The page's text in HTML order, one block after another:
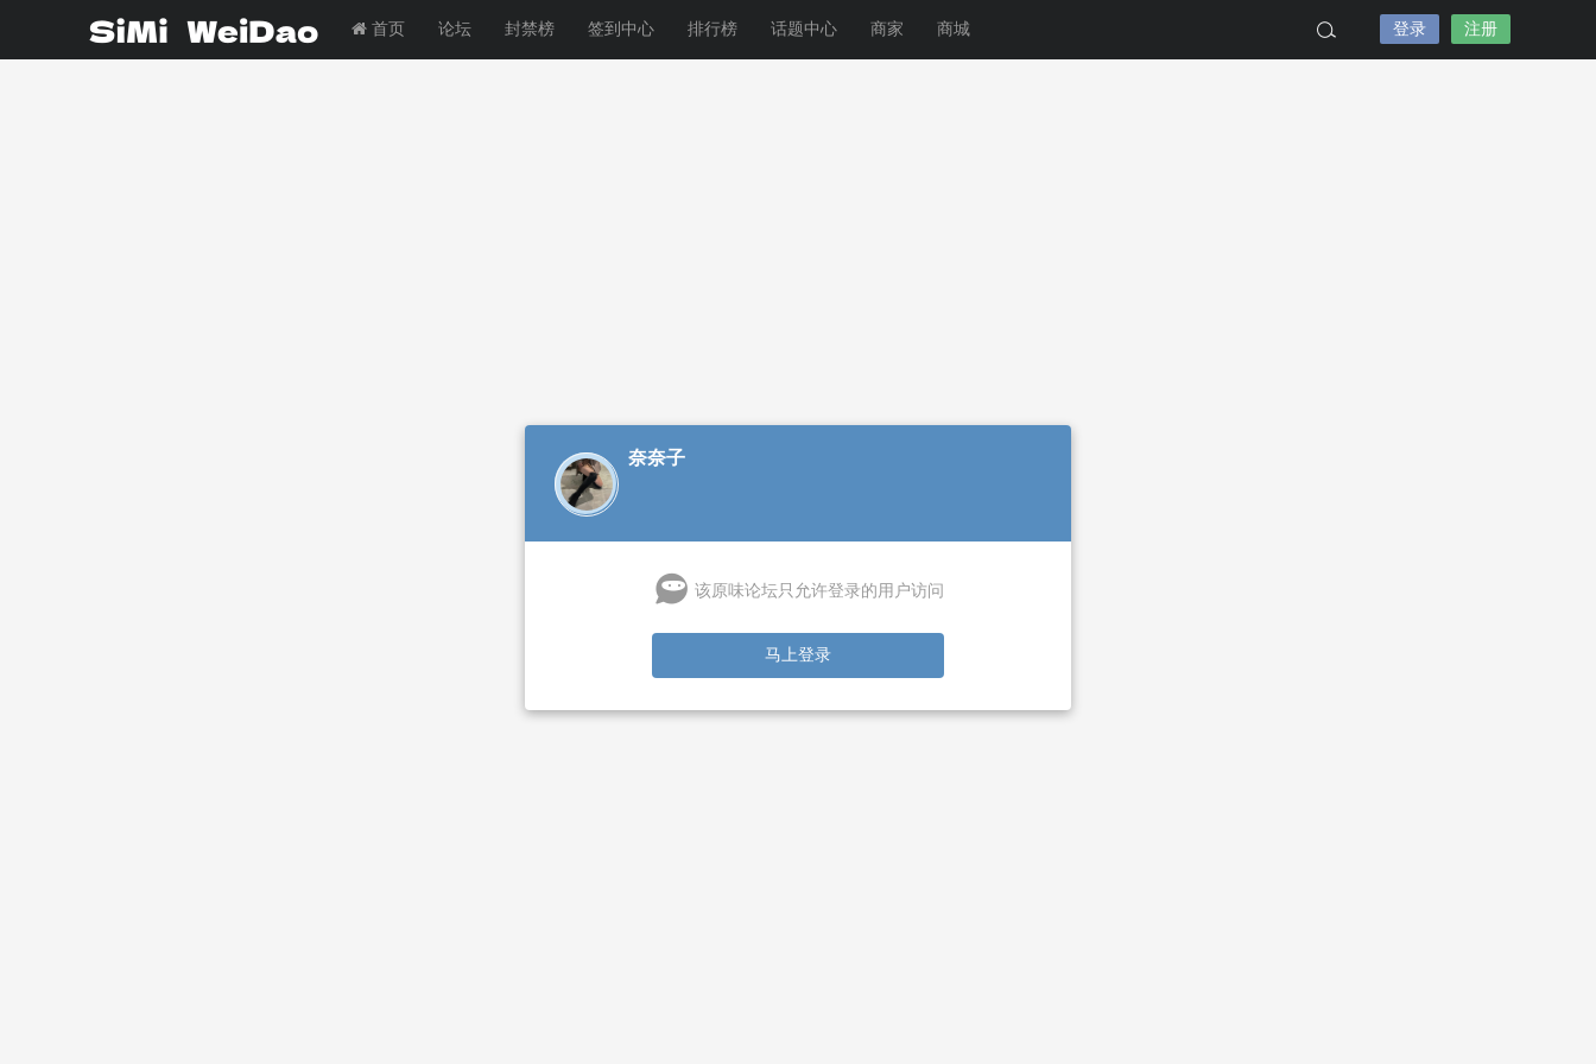
首页 论坛 封禁榜 签到中心 排行榜 话题中心 商家 商城 登录 注册
奈奈子
该原味论坛只允许登录的用户访问
马上登录